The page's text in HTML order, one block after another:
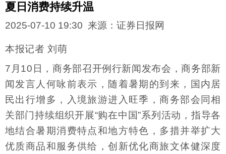
夏日消费持续升温
2025-07-10 19:30 来源：证券日报网
本报记者 刘萌
7月10日，商务部召开例行新闻发布会，商务部新
闻发言人何咏前表示，随着暑期的到来，国内居
民出行增多，入境旅游进入旺季，商务部会同相
关部门持续组织开展“购在中国”系列活动，指导各
地结合暑期消费特点和地方特色，多措并举扩大
优质商品和服务供给，创新优化商旅文体健深度